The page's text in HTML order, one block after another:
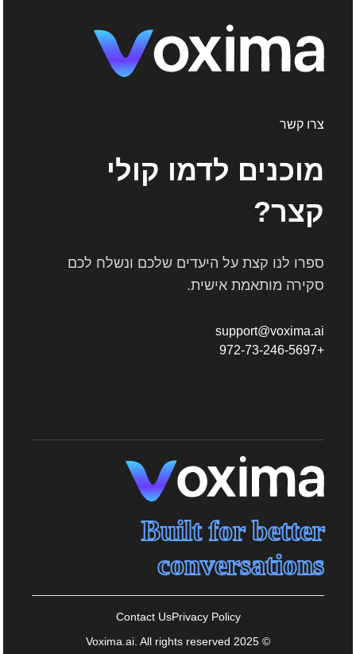
צרו קשר
מוכנים לדמו קולי
קצר?
ספרו לנו קצת על היעדים שלכם ונשלח לכם
סקירה מותאמת אישית.
support@voxima.ai
+972-73-246-5697
Built for better
conversations
Privacy Policy
Contact Us
© 2025 Voxima.ai. All rights reserved